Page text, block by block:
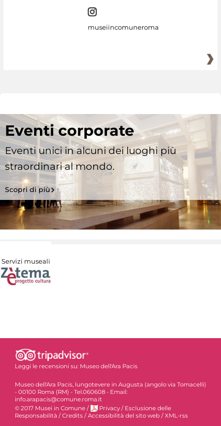
museiincomuneroma
Eventi corporate
Eventi unici in alcuni dei luoghi più
straordinari al mondo.
Scopri di più
Servizi museali
Leggi le recensioni su: Museo dell'Ara Pacis
Museo dell'Ara Pacis, lungotevere in Augusta (angolo via Tomacelli)
- 00100 Roma (RM) - Tel.060608 - Email:
info.arapacis@comune.roma.it
© 2017 Musei in Comune / Privacy / Esclusione delle
Responsabilità /Credits /Accessibilità del sito web /XML-rss